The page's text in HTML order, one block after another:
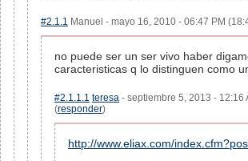
#2.1.1 Manuel - mayo 16, 2010 - 06:47 PM
no puede ser un ser vivo haber
caracteristicas q lo distinguen como
#2.1.1.1 teresa - septiembre 5, 2013 - 12:16
(responder)
http://www.eliax.com/